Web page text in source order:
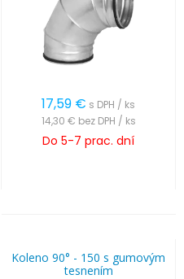
17,59 € s DPH / ks
14,30 € bez DPH / ks
Do 5-7 prac. dní
Koleno 90° - 150 s gumovým
tesnením